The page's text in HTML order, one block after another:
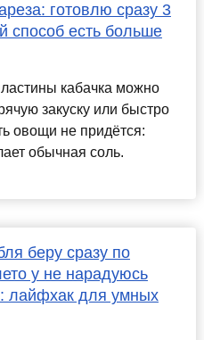
готовлю сразу 3
способ есть больше
кабачка можно
закуску или быстро
овощи не придётся:
обычная соль.
беру сразу по
у не нарадуюсь
лайфхак для умных